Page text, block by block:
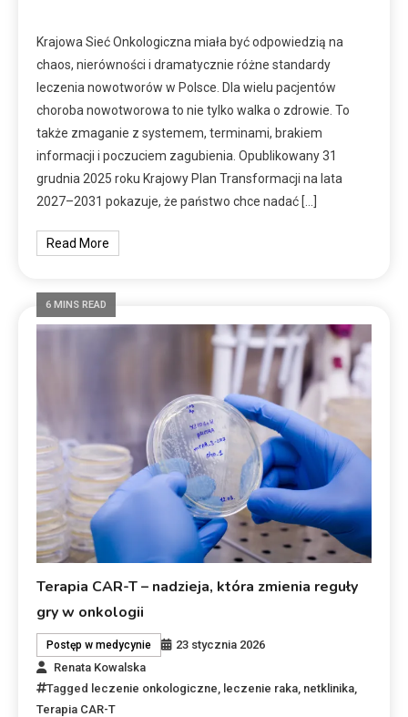
Krajowa Sieć Onkologiczna miała być odpowiedzią na
chaos, nierówności i dramatycznie różne standardy
leczenia nowotworów w Polsce. Dla wielu pacjentów
choroba nowotworowa to nie tylko walka o zdrowie. To
także zmaganie z systemem, terminami, brakiem
informacji i poczuciem zagubienia. Opublikowany 31
grudnia 2025 roku Krajowy Plan Transformacji na lata
2027–2031 pokazuje, że państwo chce nadać […]
Read More
6 MINS READ
Terapia CAR-T – nadzieja, która zmienia reguły
gry w onkologii
Postęp w medycynie
23 stycznia 2026
Renata Kowalska
Tagged leczenie onkologiczne leczenie raka netklinika
Terapia CAR-T